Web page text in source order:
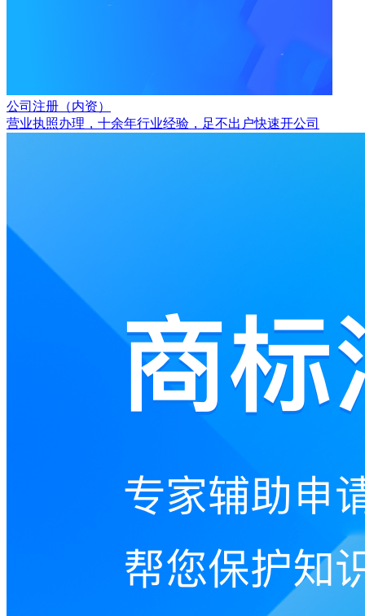
公司注册（内资）
营业执照办理，十余年行业经验，足不出户快速开公司